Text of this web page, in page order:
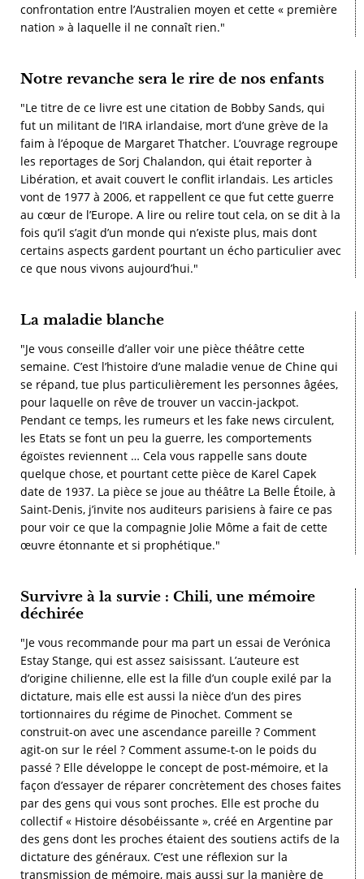
confrontation entre l’Australien moyen et cette « première
nation » à laquelle il ne connaît rien."
Notre revanche sera le rire de nos enfants
"Le titre de ce livre est une citation de Bobby Sands, qui
fut un militant de l’IRA irlandaise, mort d’une grève de la
faim à l’époque de Margaret Thatcher. L’ouvrage regroupe
les reportages de Sorj Chalandon, qui était reporter à
Libération, et avait couvert le conflit irlandais. Les articles
vont de 1977 à 2006, et rappellent ce que fut cette guerre
au cœur de l’Europe. A lire ou relire tout cela, on se dit à la
fois qu’il s’agit d’un monde qui n’existe plus, mais dont
certains aspects gardent pourtant un écho particulier avec
ce que nous vivons aujourd’hui."
La maladie blanche
"Je vous conseille d’aller voir une pièce théâtre cette
semaine. C’est l’histoire d’une maladie venue de Chine qui
se répand, tue plus particulièrement les personnes âgées,
pour laquelle on rêve de trouver un vaccin-jackpot.
Pendant ce temps, les rumeurs et les fake news circulent,
les Etats se font un peu la guerre, les comportements
égoïstes reviennent … Cela vous rappelle sans doute
quelque chose, et pourtant cette pièce de Karel Capek
date de 1937. La pièce se joue au théâtre La Belle Étoile, à
Saint-Denis, j’invite nos auditeurs parisiens à faire ce pas
pour voir ce que la compagnie Jolie Môme a fait de cette
œuvre étonnante et si prophétique."
Survivre à la survie : Chili, une mémoire
déchirée
"Je vous recommande pour ma part un essai de Verónica
Estay Stange, qui est assez saisissant. L’auteure est
d’origine chilienne, elle est la fille d’un couple exilé par la
dictature, mais elle est aussi la nièce d’un des pires
tortionnaires du régime de Pinochet. Comment se
construit-on avec une ascendance pareille ? Comment
agit-on sur le réel ? Comment assume-t-on le poids du
passé ? Elle développe le concept de post-mémoire, et la
façon d’essayer de réparer concrètement des choses faites
par des gens qui vous sont proches. Elle est proche du
collectif « Histoire désobéissante », créé en Argentine par
des gens dont les proches étaient des soutiens actifs de la
dictature des généraux. C’est une réflexion sur la
transmission de mémoire, mais aussi sur la manière de